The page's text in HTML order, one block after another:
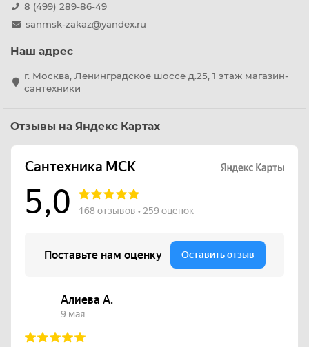
8 (499) 289-86-49
sanmsk-zakaz@yandex.ru
Наш адрес
г. Москва, Ленинградское шоссе д.25, 1 этаж магазин-
сантехники
Отзывы на Яндекс Картах